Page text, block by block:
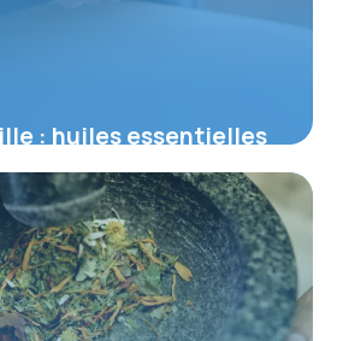
: huiles essentielles